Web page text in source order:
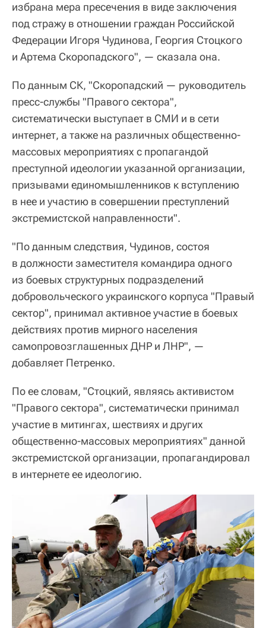
избрана мера пресечения в виде заключения
под стражу в отношении граждан Российской
Федерации Игоря Чудинова, Георгия Стоцкого
и Артема Скоропадского", — сказала она.
По данным СК, "Скоропадский — руководитель
пресс-службы "Правого сектора",
систематически выступает в СМИ и в сети
интернет, а также на различных общественно-
массовых мероприятиях с пропагандой
преступной идеологии указанной организации,
призывами единомышленников к вступлению
в нее и участию в совершении преступлений
экстремистской направленности".
"По данным следствия, Чудинов, состоя
в должности заместителя командира одного
из боевых структурных подразделений
добровольческого украинского корпуса "Правый
сектор", принимал активное участие в боевых
действиях против мирного населения
самопровозглашенных ДНР и ЛНР", —
добавляет Петренко.
По ее словам, "Стоцкий, являясь активистом
"Правого сектора", систематически принимал
участие в митингах, шествиях и других
общественно-массовых мероприятиях" данной
экстремистской организации, пропагандировал
в интернете ее идеологию.